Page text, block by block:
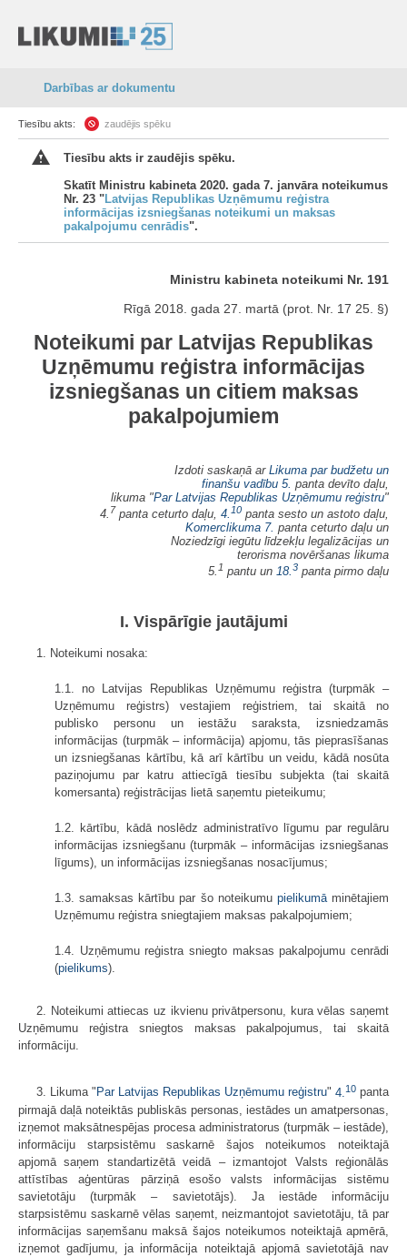
Darbības ar dokumentu
Tiesību akts: zaudējis spēku
Tiesību akts ir zaudējis spēku.
Skatīt Ministru kabineta 2020. gada 7. janvāra noteikumus
Nr. 23 "Latvijas Republikas Uzņēmumu reģistra
informācijas izsniegšanas noteikumi un maksas
pakalpojumu cenrādis".
Ministru kabineta noteikumi Nr. 191
Rīgā 2018. gada 27. martā (prot. Nr. 17 25. §)
Noteikumi par Latvijas Republikas
Uzņēmumu reģistra informācijas
izsniegšanas un citiem maksas
pakalpojumiem
Izdoti saskaņā ar Likuma par budžetu un
finanšu vadību 5. panta devīto daļu,
likuma "Par Latvijas Republikas Uzņēmumu reģistru"
4. 7 panta ceturto daļu, 4. 10 panta sesto un astoto daļu,
Komerclikuma 7. panta ceturto daļu un
Noziedzīgi iegūtu līdzekļu legalizācijas un
terorisma novēršanas likuma
5. 1 pantu un 18.3 panta pirmo daļu
I. Vispārīgie jautājumi
1. Noteikumi nosaka:
1.1. no Latvijas Republikas Uzņēmumu reģistra (turpmāk –
Uzņēmumu reģistrs) vestajiem reģistriem, tai skaitā no
publisko personu un iestāžu saraksta, izsniedzamās
informācijas (turpmāk – informācija) apjomu, tās pieprasīšanas
un izsniegšanas kārtību, kā arī kārtību un veidu, kādā nosūta
paziņojumu par katru attiecīgā tiesību subjekta (tai skaitā
komersanta) reģistrācijas lietā saņemtu pieteikumu;
1.2. kārtību, kādā noslēdz administratīvo līgumu par regulāru
informācijas izsniegšanu (turpmāk – informācijas izsniegšanas
līgums), un informācijas izsniegšanas nosacījumus;
1.3. samaksas kārtību par šo noteikumu pielikumāminētajiem
Uzņēmumu reģistra sniegtajiem maksas pakalpojumiem;
1.4. Uzņēmumu reģistra sniegto maksas pakalpojumu cenrādi
(pielikums).
2. Noteikumi attiecas uz ikvienu privātpersonu, kura vēlas saņemt
Uzņēmumu reģistra sniegtos maksas pakalpojumus, tai skaitā
informāciju.
3. Likuma " Par Latvijas Republikas Uzņēmumu reģistru" 4. 10 panta
pirmajā daļā noteiktās publiskās personas, iestādes un amatpersonas,
izņemot maksātnespējas procesa administratorus (turpmāk – iestāde),
informāciju starpsistēmu saskarnē šajos noteikumos noteiktajā
apjomā saņem standartizētā veidā – izmantojot Valsts reģionālās
attīstības aģentūras pārziņā esošo valsts informācijas sistēmu
savietotāju (turpmāk – savietotājs). Ja iestāde informāciju
starpsistēmu saskarnē vēlas saņemt, neizmantojot savietotāju, tā par
informācijas saņemšanu maksā šajos noteikumos noteiktajā apmērā,
izņemot gadījumu, ja informācija noteiktajā apjomā savietotājā nav